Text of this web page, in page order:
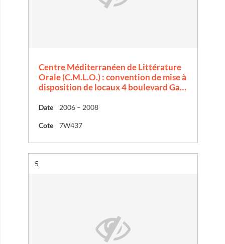
Centre Méditerranéen de Littérature
Orale (C.M.L.O.) : convention de mise à
disposition de locaux 4 boulevard Ga…
Date 2006 – 2008
Cote 7W437
Résultat n°
5